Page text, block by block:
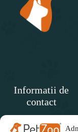
Informatii de
contact
PET